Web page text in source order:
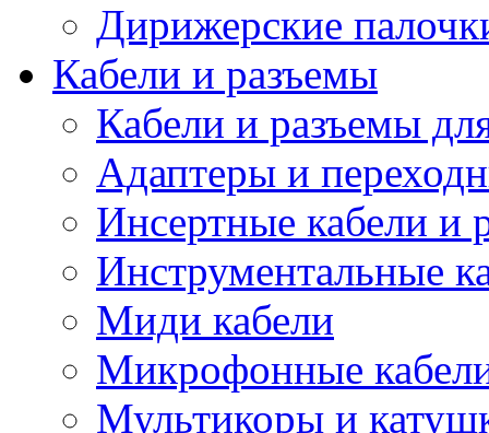
Дирижерские
Кабели и разъемы
Кабели и разъемы
Адаптеры и
Инсертные кабели и
Инструментальные
Миди кабели
Микрофонные
Мультикоры и